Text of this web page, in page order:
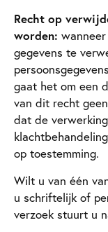
Recht op
worden:
gegevens te
gaat het om een
van dit recht
dat de
op toestemming.
Wilt u van één
u schriftelijk of
verzoek stuurt u